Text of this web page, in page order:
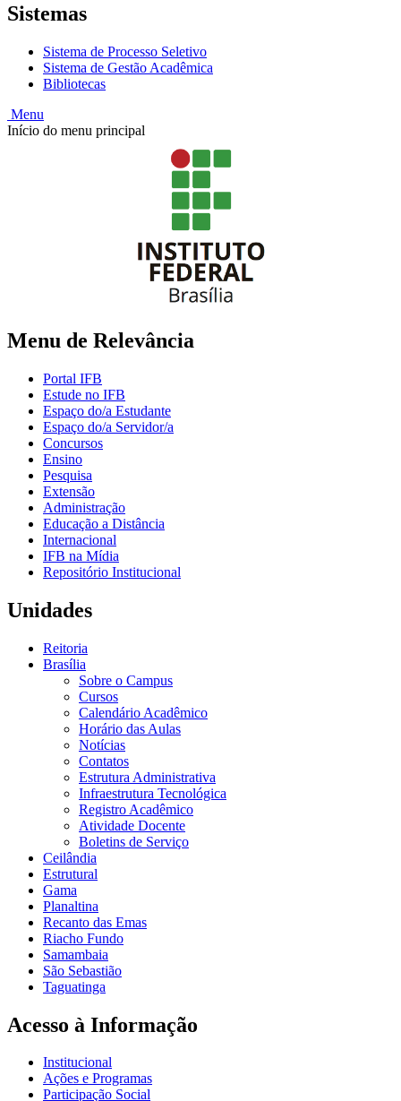
Sistemas
Sistema de Processo Seletivo
Sistema de Gestão Acadêmica
Bibliotecas
Menu
Início do menu principal
Menu de Relevância
Portal IFB
Estude no IFB
Espaço do/a Estudante
Espaço do/a Servidor/a
Concursos
Ensino
Pesquisa
Extensão
Administração
Educação a Distância
Internacional
IFB na Mídia
Repositório Institucional
Unidades
Reitoria
Brasília
Sobre o Campus
Cursos
Calendário Acadêmico
Horário das Aulas
Notícias
Contatos
Estrutura Administrativa
Infraestrutura Tecnológica
Registro Acadêmico
Atividade Docente
Boletins de Serviço
Ceilândia
Estrutural
Gama
Planaltina
Recanto das Emas
Riacho Fundo
Samambaia
São Sebastião
Taguatinga
Acesso à Informação
Institucional
Ações e Programas
Participação Social